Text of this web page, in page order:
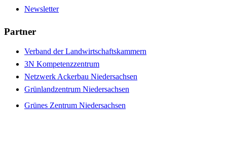
Newsletter
Partner
Verband der Landwirtschaftskammern
3N Kompetenzzentrum
Netzwerk Ackerbau Niedersachsen
Grünlandzentrum Niedersachsen
Grünes Zentrum Niedersachsen